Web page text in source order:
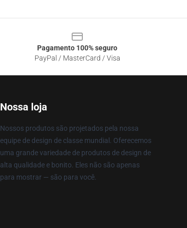
Pagamento 100% seguro
PayPal / MasterCard / Visa
Nossa loja
Nossos produtos são projetados pela nossa
equipe de design de classe mundial. Oferecemos
uma grande variedade de produtos de design de
alta qualidade e bonito. Eles não são apenas
para mostrar — são para você.